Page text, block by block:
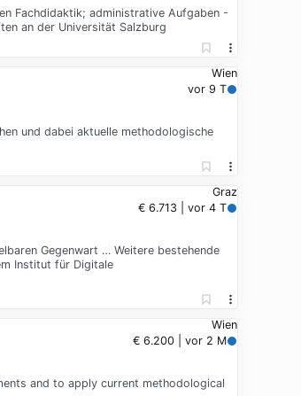
Fachdidaktik; administrative Aufgaben -
an der Universität Salzburg
Wien
vor 9 T
und dabei aktuelle methodologische
Graz
€ 6.713 | vor 4 T
Gegenwart … Weitere bestehende
Institut für Digitale
Wien
€ 6.200 | vor 2 M
and to apply current methodological